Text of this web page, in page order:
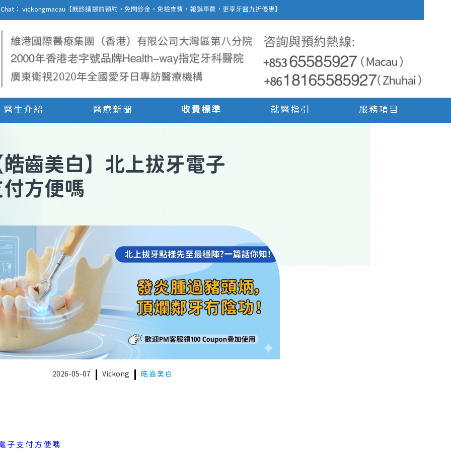
： vickongmacau【就診請提前預約，免問診金，免檢查費，報銷車費，更享牙醫九折優惠】
醫生介紹 醫療新聞 收費標準 就醫指引 服務項目
皓齒美白】 北上拔牙電子
方便嗎
2026-05-07 Vickong 皓齒美白
子支付方便嗎